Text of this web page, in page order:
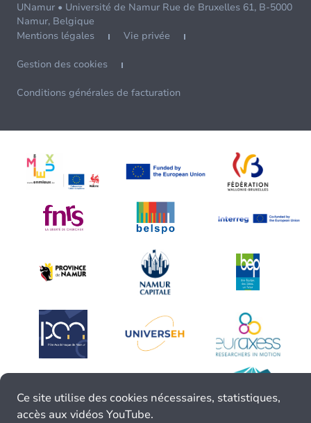
UNamur • Université de Namur Rue de Bruxelles 61, B-5000
Namur, Belgique
Mentions légales
Vie privée
Gestion des cookies
Conditions générales de facturation
Ce site utilise des cookies nécessaires, statistiques,
accès aux vidéos YouTube.